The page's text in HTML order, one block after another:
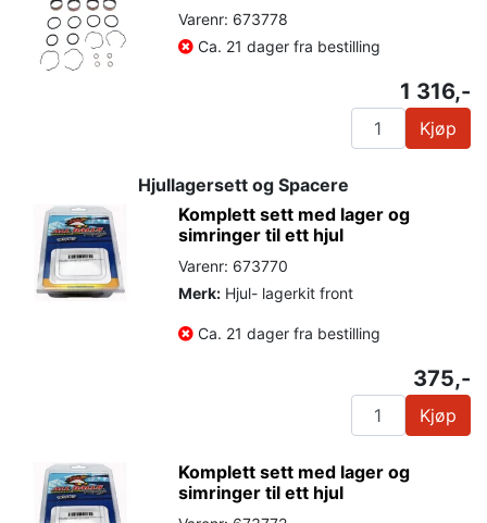
Varenr: 673778
Ca. 21 dager fra bestilling
1 316,-
Kjøp
Hjullagersett og Spacere
Komplett sett med lager og
simringer til ett hjul
Varenr: 673770
Merk: Hjul- lagerkit front
Ca. 21 dager fra bestilling
375,-
Kjøp
Komplett sett med lager og
simringer til ett hjul